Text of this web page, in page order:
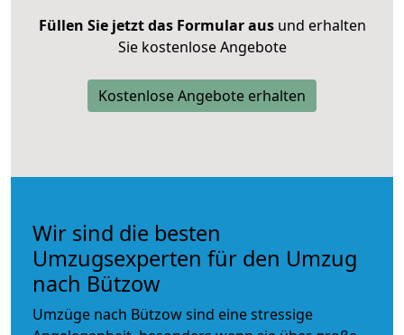
Füllen Sie jetzt das Formular ausund erhalten
Sie kostenlose Angebote
Kostenlose Angebote erhalten
Wir sind die besten
Umzugsexperten für den Umzug
nach Bützow
Umzüge nach Bützow sind eine stressige